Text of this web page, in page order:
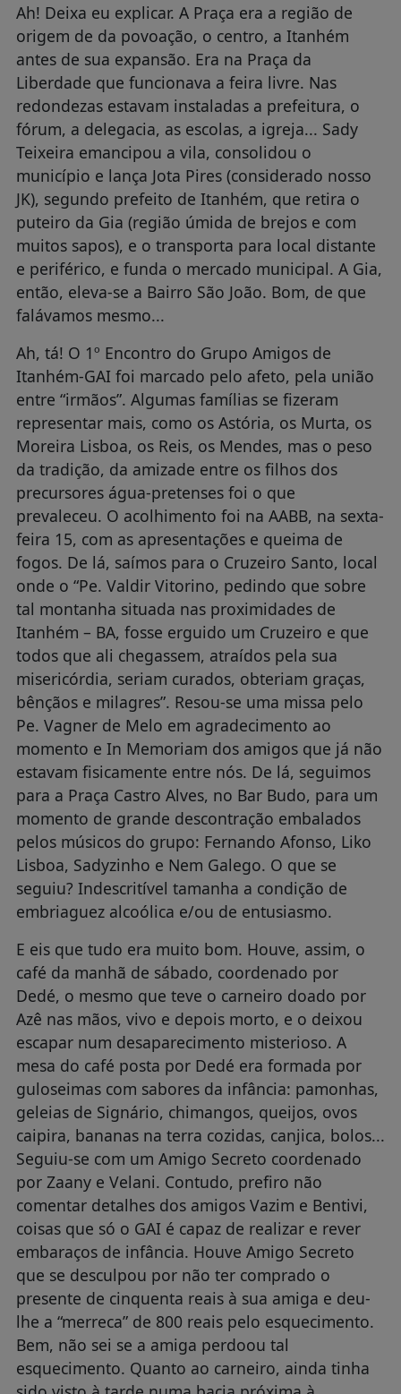
Ah! Deixa eu explicar. A Praça era a região de
origem de da povoação, o centro, a Itanhém
antes de sua expansão. Era na Praça da
Liberdade que funcionava a feira livre. Nas
redondezas estavam instaladas a prefeitura, o
fórum, a delegacia, as escolas, a igreja... Sady
Teixeira emancipou a vila, consolidou o
município e lança Jota Pires (considerado nosso
JK), segundo prefeito de Itanhém, que retira o
puteiro da Gia (região úmida de brejos e com
muitos sapos), e o transporta para local distante
e periférico, e funda o mercado municipal. A Gia,
então, eleva-se a Bairro São João. Bom, de que
falávamos mesmo...
Ah, tá! O 1º Encontro do Grupo Amigos de
Itanhém-GAI foi marcado pelo afeto, pela união
entre “irmãos”. Algumas famílias se fizeram
representar mais, como os Astória, os Murta, os
Moreira Lisboa, os Reis, os Mendes, mas o peso
da tradição, da amizade entre os filhos dos
precursores água-pretenses foi o que
prevaleceu. O acolhimento foi na AABB, na sexta-
feira 15, com as apresentações e queima de
fogos. De lá, saímos para o Cruzeiro Santo, local
onde o “Pe. Valdir Vitorino, pedindo que sobre
tal montanha situada nas proximidades de
Itanhém – BA, fosse erguido um Cruzeiro e que
todos que ali chegassem, atraídos pela sua
misericórdia, seriam curados, obteriam graças,
bênçãos e milagres”. Resou-se uma missa pelo
Pe. Vagner de Melo em agradecimento ao
momento e In Memoriam dos amigos que já não
estavam fisicamente entre nós. De lá, seguimos
para a Praça Castro Alves, no Bar Budo, para um
momento de grande descontração embalados
pelos músicos do grupo: Fernando Afonso, Liko
Lisboa, Sadyzinho e Nem Galego. O que se
seguiu? Indescritível tamanha a condição de
embriaguez alcoólica e/ou de entusiasmo.
E eis que tudo era muito bom. Houve, assim, o
café da manhã de sábado, coordenado por
Dedé, o mesmo que teve o carneiro doado por
Azê nas mãos, vivo e depois morto, e o deixou
escapar num desaparecimento misterioso. A
mesa do café posta por Dedé era formada por
guloseimas com sabores da infância: pamonhas,
geleias de Signário, chimangos, queijos, ovos
caipira, bananas na terra cozidas, canjica, bolos...
Seguiu-se com um Amigo Secreto coordenado
por Zaany e Velani. Contudo, prefiro não
comentar detalhes dos amigos Vazim e Bentivi,
coisas que só o GAI é capaz de realizar e rever
embaraços de infância. Houve Amigo Secreto
que se desculpou por não ter comprado o
presente de cinquenta reais à sua amiga e deu-
lhe a “merreca” de 800 reais pelo esquecimento.
Bem, não sei se a amiga perdoou tal
esquecimento. Quanto ao carneiro, ainda tinha